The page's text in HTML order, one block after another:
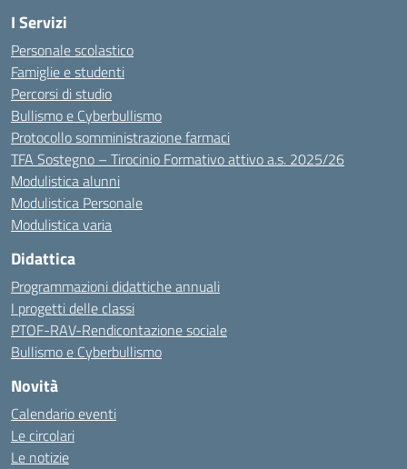
I Servizi
Personale scolastico
Famiglie e studenti
Percorsi di studio
Bullismo e Cyberbullismo
Protocollo somministrazione farmaci
TFA Sostegno – Tirocinio Formativo attivo a.s. 2025/26
Modulistica alunni
Modulistica Personale
Modulistica varia
Didattica
Programmazioni didattiche annuali
I progetti delle classi
PTOF-RAV-Rendicontazione sociale
Bullismo e Cyberbullismo
Novità
Calendario eventi
Le circolari
Le notizie